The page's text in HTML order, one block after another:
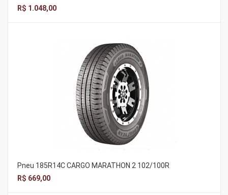
R$ 1.048,00
Pneu 185R14C CARGO MARATHON 2 102/100R
R$ 669,00